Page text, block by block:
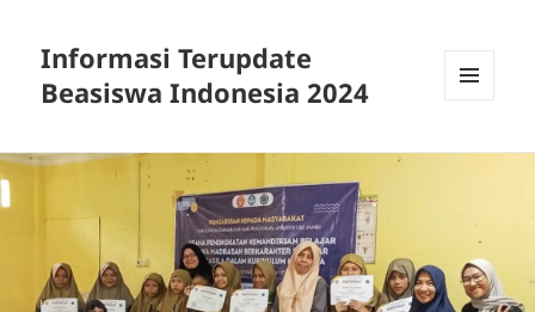
Informasi Terupdate
Beasiswa Indonesia 2024
WIDGETS